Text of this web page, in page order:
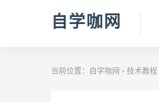
自学咖网
当前位置： 自学咖网 > 技术教程